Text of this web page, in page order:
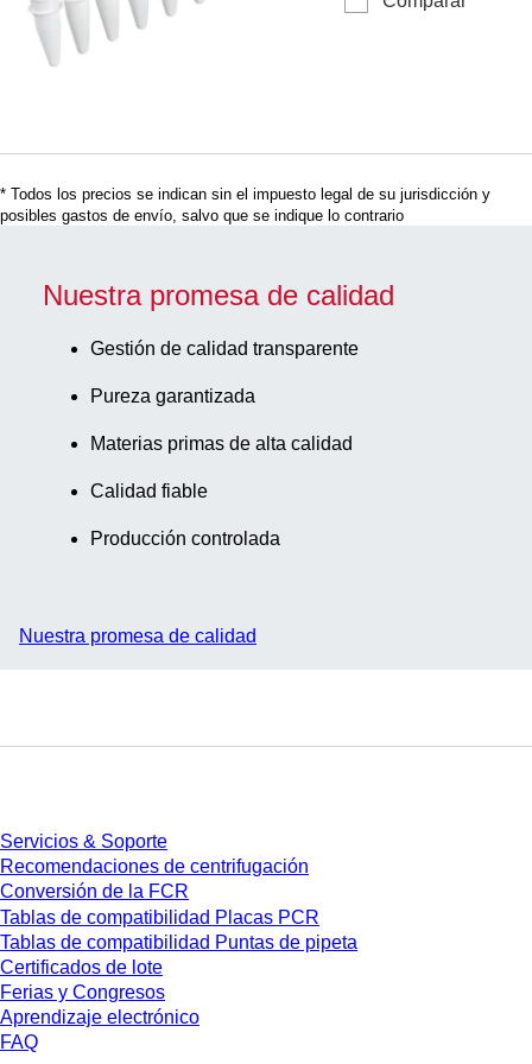
blanco, PP
sin cierre,
120
Minigrip
* Todos los precios se indican sin el impuesto legal de su jurisdicción y
posibles gastos de envío, salvo que se indique lo contrario
Nuestra promesa de calidad
Gestión de calidad transparente
Pureza garantizada
Materias primas de alta calidad
Calidad fiable
Producción controlada
Nuestra promesa de calidad
Servicios & Soporte
Recomendaciones de centrifugación
Conversión de la FCR
Tablas de compatibilidad Placas PCR
Tablas de compatibilidad Puntas de pipeta
Certificados de lote
Ferias y Congresos
Aprendizaje electrónico
FAQ